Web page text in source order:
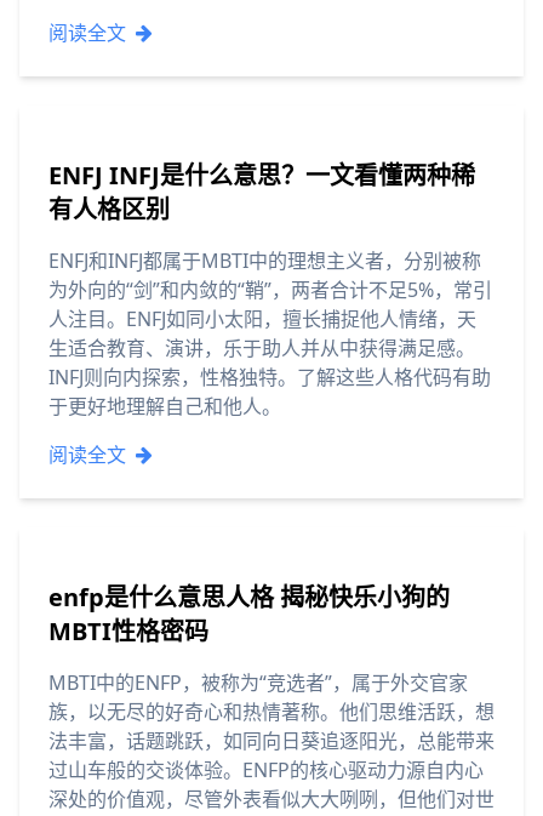
阅读全文
ENFJ INFJ是什么意思？一文看懂两种稀
有人格区别
ENFJ和INFJ都属于MBTI中的理想主义者，分别被称
为外向的“剑”和内敛的“鞘”，两者合计不足5%，常引
人注目。ENFJ如同小太阳，擅长捕捉他人情绪，天
生适合教育、演讲，乐于助人并从中获得满足感。
INFJ则向内探索，性格独特。了解这些人格代码有助
于更好地理解自己和他人。
阅读全文
enfp是什么意思人格 揭秘快乐小狗的
MBTI性格密码
MBTI中的ENFP，被称为“竞选者”，属于外交官家
族，以无尽的好奇心和热情著称。他们思维活跃，想
法丰富，话题跳跃，如同向日葵追逐阳光，总能带来
过山车般的交谈体验。ENFP的核心驱动力源自内心
深处的价值观，尽管外表看似大大咧咧，但他们对世